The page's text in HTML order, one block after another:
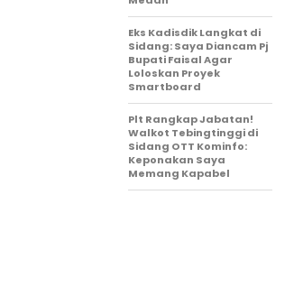
Eks Kadisdik Langkat di
Sidang: Saya Diancam Pj
Bupati Faisal Agar
Loloskan Proyek
Smartboard
Plt Rangkap Jabatan!
Walkot Tebingtinggi di
Sidang OTT Kominfo:
Keponakan Saya
Memang Kapabel